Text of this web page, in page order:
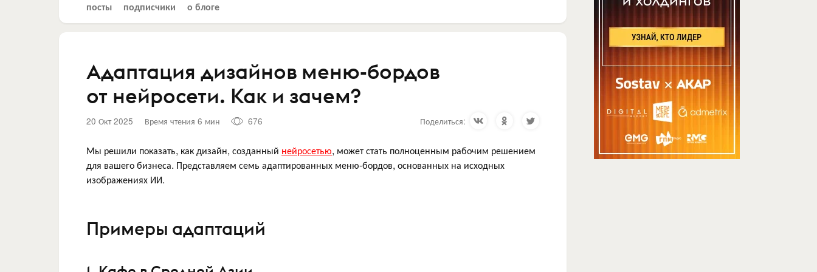
посты подписчики о блоге
Адаптация дизайнов меню-бордов
от нейросети. Как и зачем?
20 Окт 2025 Время чтения 6 мин 676 Поделиться:
Мы решили показать, как дизайн, созданный нейросетью, может стать полноценным рабочим решением
для вашего бизнеса. Представляем семь адаптированных меню-бордов, основанных на исходных
изображениях ИИ.
Примеры адаптаций